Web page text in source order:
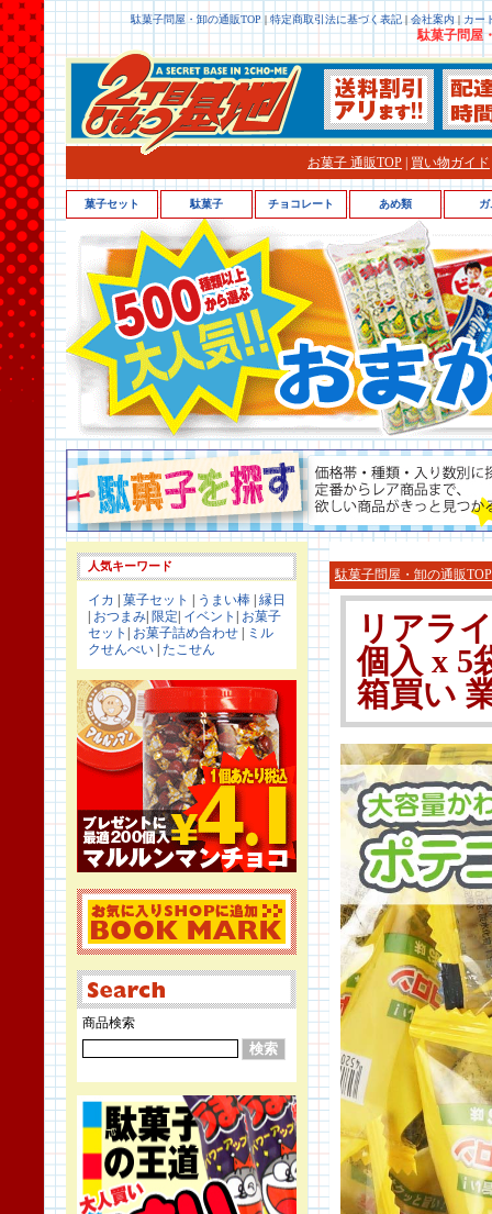
駄菓子問屋・卸の通販TOP | 特定商取引法に基づく表記 | 会社案内 | カー
駄菓子問屋
お菓子 通販TOP 買い物ガイド
人気キーワード
イカ 菓子セット うまい棒 縁日
おつまみ 限定 イベント
お菓子
セット
お菓子詰め合わせ
ミル
クせんべい たこせん
商品検索
駄菓子問屋・卸の通販TOP
リアラ
個入 x 5
箱買い